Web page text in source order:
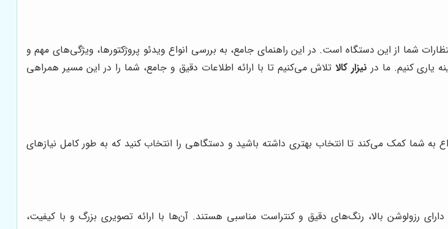
شما از این دستگاه است. در این راهنمای جامع، به بررسی انواع ویدئو پروژکتورها، ویژگی‌های مهم و
یاری کنیم. ما در نیزار کالا تلاش می‌کنیم تا با ارائه اطلاعات دقیق و جامع، شما را در این مسیر همراهی
به شما کمک می‌کند تا انتخاب بهتری داشته باشید و دستگاهی را انتخاب کنید که به طور کامل نیازهای
رزولوشن بالا، رنگ‌های دقیق و کنتراست مناسبی هستند. آن‌ها با ارائه تصویری بزرگ و با کیفیت،